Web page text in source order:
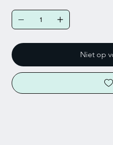
Niet op